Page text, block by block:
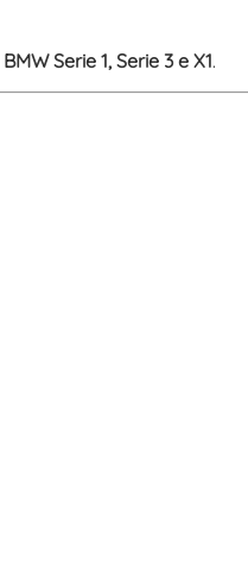
BMWSerie 1, Serie 3 e X1.